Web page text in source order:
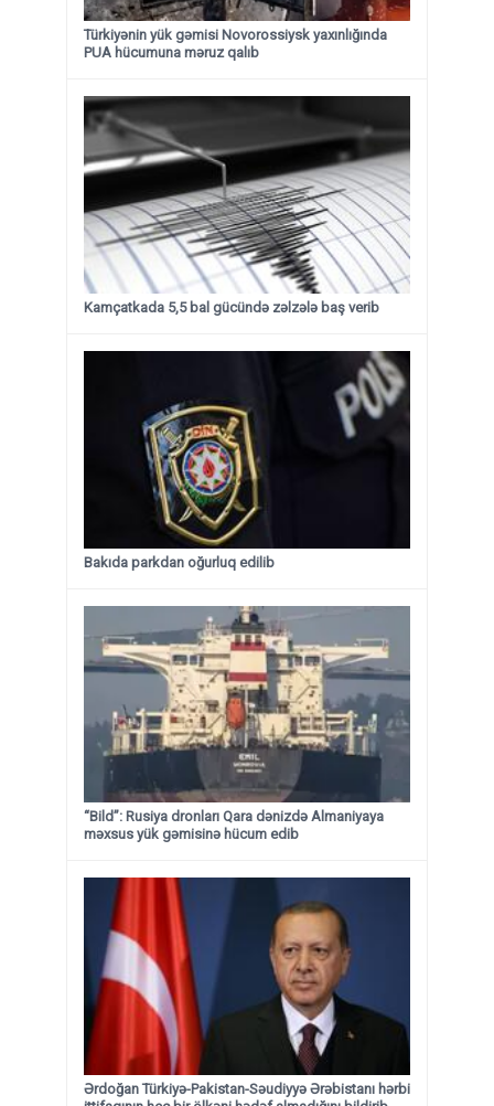
Türkiyənin yük gəmisi Novorossiysk yaxınlığında
PUA hücumuna məruz qalıb
Kamçatkada 5,5 bal gücündə zəlzələ baş verib
Bakıda parkdan oğurluq edilib
“Bild”: Rusiya dronları Qara dənizdə Almaniyaya
məxsus yük gəmisinə hücum edib
Ərdoğan Türkiyə-Pakistan-Səudiyyə Ərəbistanı hərbi